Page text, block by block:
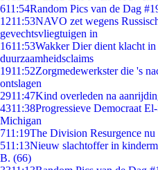
611:54Random Pics van de Dag
1211:53NAVO zet wegens
gevechtsvliegtuigen in
1611:53Wakker Dier dient klacht
duurzaamheidsclaims
1911:52Zorgmedewerkster die 's
ontslagen
2911:47Kind overleden na
4311:38Progressieve Democraat
Michigan
711:19The Division Resurgence nu
511:13Nieuw slachtoffer in
B. (66)